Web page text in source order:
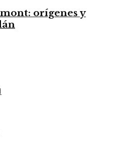
orígenes y